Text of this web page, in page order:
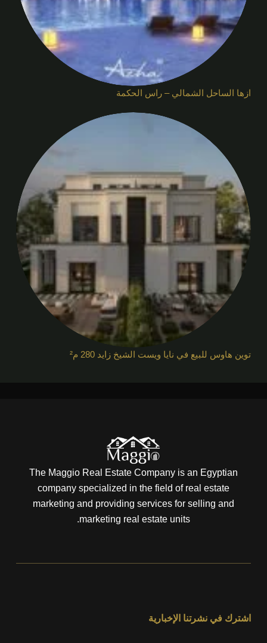
ازها الساحل الشمالي – راس الحكمة
توين هاوس للبيع في نايا ويست الشيخ زايد 280 م²
The Maggio Real Estate Company is an Egyptian
company specialized in the field of real estate
marketing and providing services for selling and
marketing real estate units.
اشترك في نشرتنا الإخبارية